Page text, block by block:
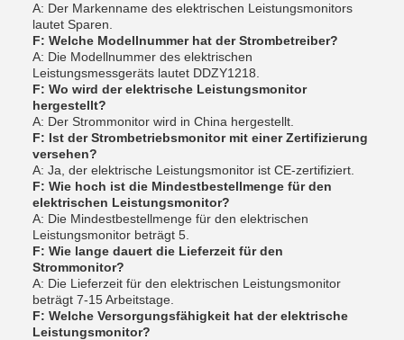
A: Der Markenname des elektrischen Leistungsmonitors
lautet Sparen.
F: Welche Modellnummer hat der Strombetreiber?
A: Die Modellnummer des elektrischen
Leistungsmessgeräts lautet DDZY1218.
F: Wo wird der elektrische Leistungsmonitor
hergestellt?
A: Der Strommonitor wird in China hergestellt.
F: Ist der Strombetriebsmonitor mit einer Zertifizierung
versehen?
A: Ja, der elektrische Leistungsmonitor ist CE-zertifiziert.
F: Wie hoch ist die Mindestbestellmenge für den
elektrischen Leistungsmonitor?
A: Die Mindestbestellmenge für den elektrischen
Leistungsmonitor beträgt 5.
F: Wie lange dauert die Lieferzeit für den
Strommonitor?
A: Die Lieferzeit für den elektrischen Leistungsmonitor
beträgt 7-15 Arbeitstage.
F: Welche Versorgungsfähigkeit hat der elektrische
Leistungsmonitor?